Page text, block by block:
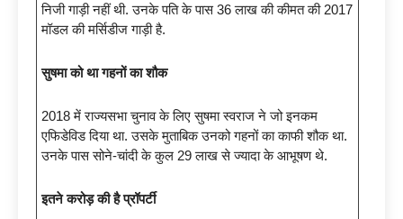
निजी गाड़ी नहीं थी. उनके पति के पास 36 लाख की कीमत की 2017
मॉडल की मर्सिडीज गाड़ी है.
सुषमा को था गहनों का शौक
2018 में राज्यसभा चुनाव के लिए सुषमा स्वराज ने जो इनकम
एफिडेविड दिया था. उसके मुताबिक उनको गहनों का काफी शौक था.
उनके पास सोने-चांदी के कुल 29 लाख से ज्यादा के आभूषण थे.
इतने करोड़ की है प्रॉपर्टी